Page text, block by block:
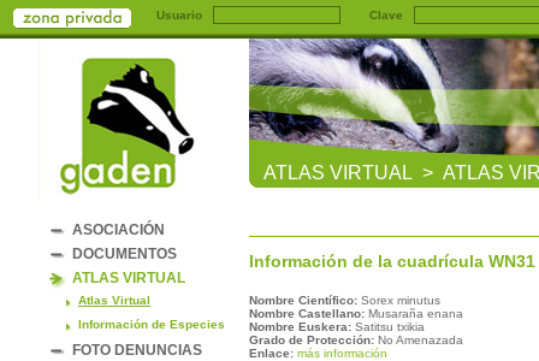
Usuario Clave
ASOCIACIÓN
DOCUMENTOS
ATLAS VIRTUAL
Atlas Virtual
Información de Especies
FOTO DENUNCIAS
ATLAS VIRTUAL > ATLAS
Información de la cuadrícula WN31
Nombre Científico: Sorex minutus
Nombre Castellano: Musaraña enana
Nombre Euskera: Satitsu txikia
Grado de Protección: No Amenazada
Enlace: más información